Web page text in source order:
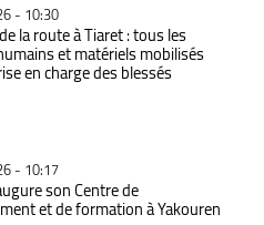
- 10:30
la route à Tiaret : tous les
et matériels mobilisés
en charge des blessés
- 10:17
son Centre de
et de formation à Yakouren